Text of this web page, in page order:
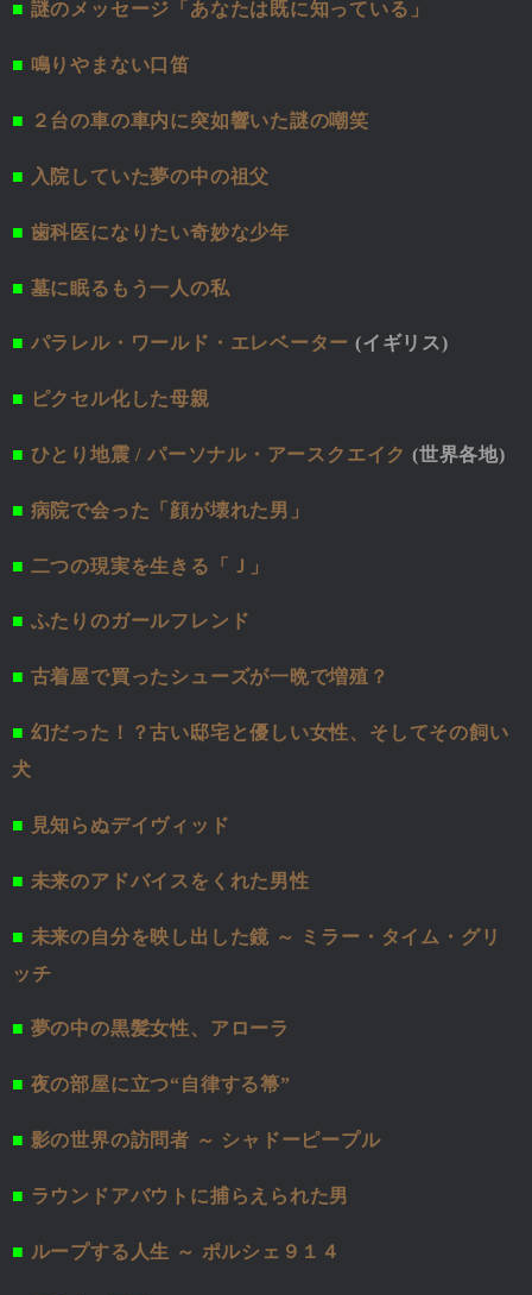
■ 謎のメッセージ「あなたは既に知っている」
■ 鳴りやまない口笛
■ ２台の車の車内に突如響いた謎の嘲笑
■ 入院していた夢の中の祖父
■ 歯科医になりたい奇妙な少年
■ 墓に眠るもう一人の私
■ パラレル・ワールド・エレベーター (イギリス)
■ ピクセル化した母親
■ ひとり地震 / パーソナル・アースクエイク (世界各地)
■ 病院で会った「顔が壊れた男」
■ 二つの現実を生きる「Ｊ」
■ ふたりのガールフレンド
■ 古着屋で買ったシューズが一晩で増殖？
■ 幻だった！？古い邸宅と優しい女性、そしてその飼い
犬
■ 見知らぬデイヴィッド
■ 未来のアドバイスをくれた男性
■ 未来の自分を映し出した鏡 ～ ミラー・タイム・グリ
ッチ
■ 夢の中の黒髪女性、アローラ
■ 夜の部屋に立つ“自律する箒”
■ 影の世界の訪問者 ～ シャドーピープル
■ ラウンドアバウトに捕らえられた男
■ ループする人生 ～ ポルシェ９１４